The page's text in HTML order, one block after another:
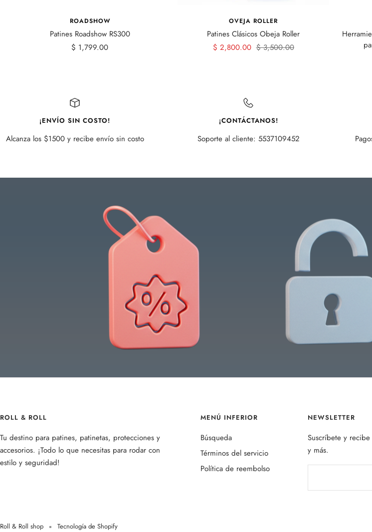
ROADSHOW
Patines Roadshow RS300
Precio
$ 1,799.00
OVEJA ROLLER
Patines Clásicos Obeja Roller
Precio
$ 2,800.00 Precio
$ 3,500.00
¡ENVÍO SIN COSTO!
Alcanza los $1500 y recibe envío sin costo
¡CONTÁCTANOS!
Soporte al cliente: 5537109452
ROLL & ROLL
Tu destino para patines, patinetas, protecciones y
accesorios. ¡Todo lo que necesitas para rodar con
estilo y seguridad!
MENÚ INFERIOR
Búsqueda
Términos del servicio
Política de reembolso
NEWSLETTER
Suscríbete y recibe
y más.
Roll & Roll shop Tecnología de Shopify